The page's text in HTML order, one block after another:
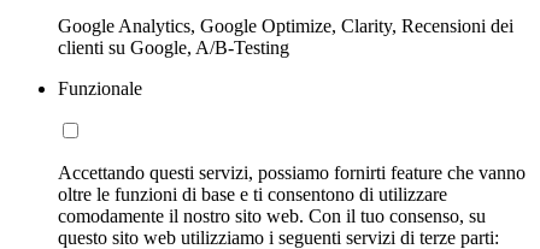
Google Analytics, Google Optimize, Clarity, Recensioni dei
clienti su Google, A/B-Testing
Funzionale
Accettando questi servizi, possiamo fornirti feature che vanno
oltre le funzioni di base e ti consentono di utilizzare
comodamente il nostro sito web. Con il tuo consenso, su
questo sito web utilizziamo i seguenti servizi di terze parti: